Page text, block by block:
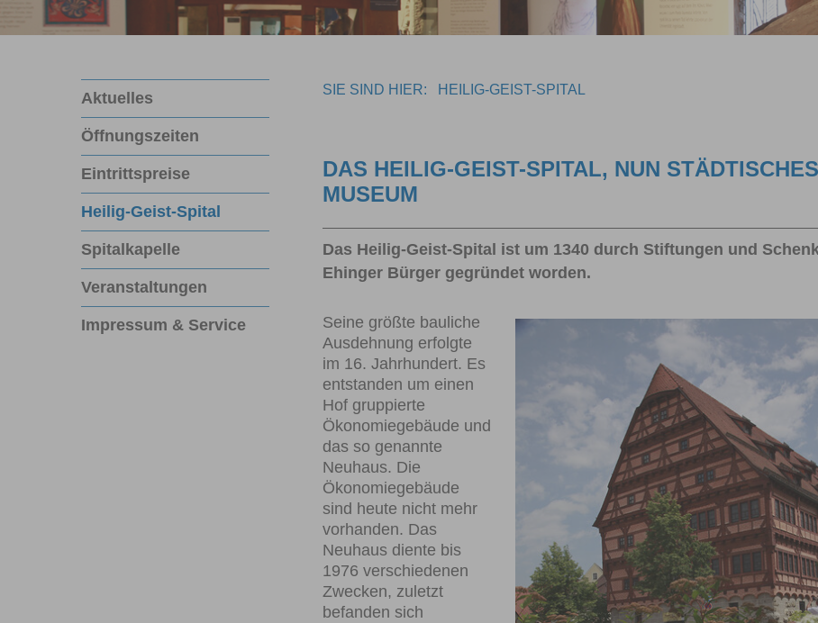
Aktuelles
Öffnungszeiten
Eintrittspreise
Heilig-Geist-Spital
Spitalkapelle
Veranstaltungen
Impressum & Service
SIE SIND HIER: HEILIG-GEIST-SPITAL
DAS HEILIG-GEIST-SPITAL, NUN STÄDTISCHES
MUSEUM
Das Heilig-Geist-Spital ist um 1340 durch Stiftungen und
Ehinger Bürger gegründet worden.
Seine größte bauliche
Ausdehnung erfolgte
im 16. Jahrhundert. Es
entstanden um einen
Hof gruppierte
Ökonomiegebäude und
das so genannte
Neuhaus. Die
Ökonomiegebäude
sind heute nicht mehr
vorhanden. Das
Neuhaus diente bis
1976 verschiedenen
Zwecken, zuletzt
befanden sich